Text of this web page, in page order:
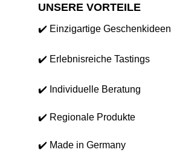
UNSERE VORTEILE
✔️ Einzigartige Geschenkideen
✔️ Erlebnisreiche Tastings
✔️ Individuelle Beratung
✔️ Regionale Produkte
✔️ Made in Germany